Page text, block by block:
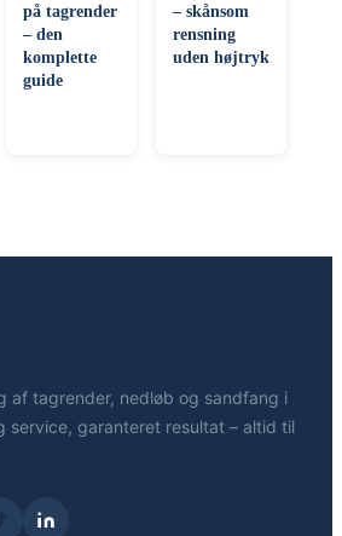
på tagrender
– den
komplette
guide
– skånsom
rensning
uden højtryk
af tagrender, nedløb og sandfang i
service, garanteret resultat – altid til